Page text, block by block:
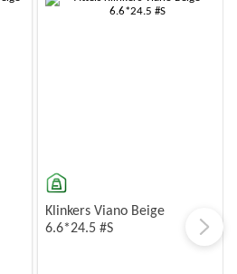
Klinkers Viano Beige
6.6*24.5 #S